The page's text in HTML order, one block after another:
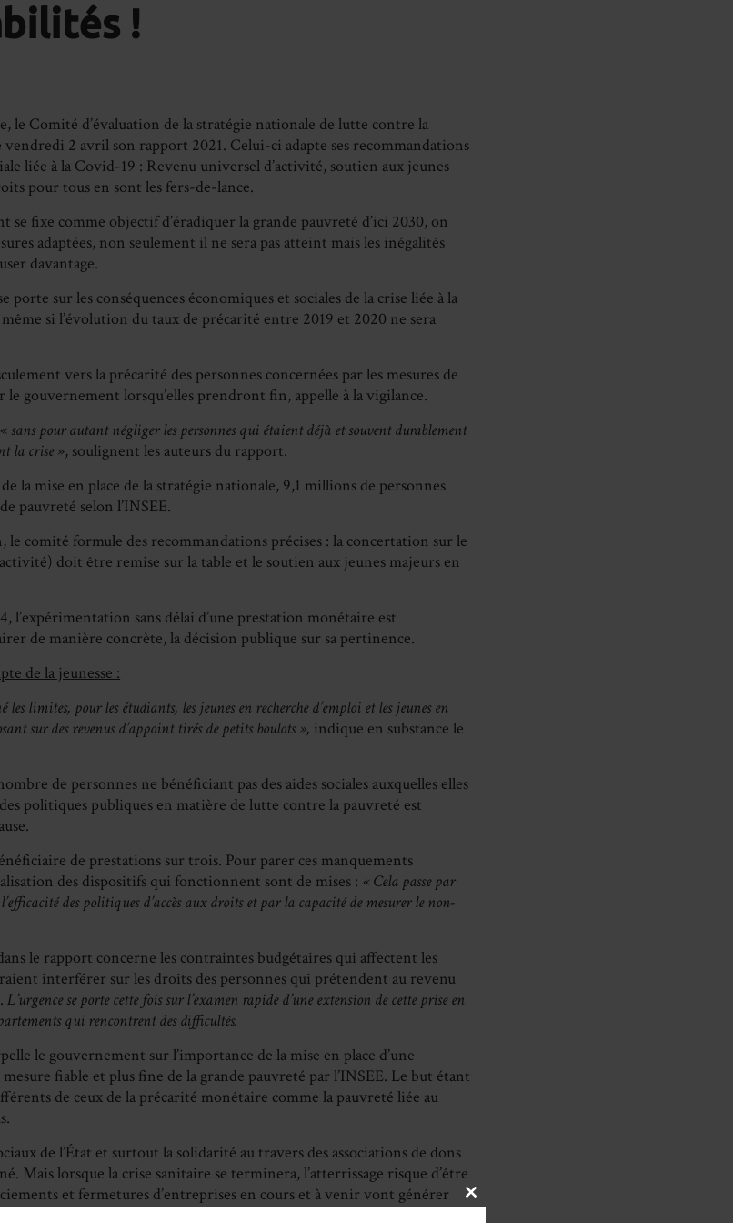
!
le Comité d’évaluation de la stratégie nationale de lutte contre la
2 avril son rapport 2021. Celui-ci adapte ses recommandations
liée à la Covid-19 : Revenu universel d’activité, soutien aux jeunes
pour tous en sont les fers-de-lance.
se fixe comme objectif d’éradiquer la grande pauvreté d’ici 2030, on
adaptées, non seulement il ne sera pas atteint mais les inégalités
davantage.
porte sur les conséquences économiques et sociales de la crise liée à la
si l’évolution du taux de précarité entre 2019 et 2020 ne sera
vers la précarité des personnes concernées par les mesures de
le gouvernement lorsqu’elles prendront fin, appelle à la vigilance.
sans pour autant négliger les personnes qui étaient déjà et souvent durablement
la crise», soulignent les auteurs du rapport.
la mise en place de la stratégie nationale, 9,1 millions de personnes
pauvreté selon l’INSEE.
comité formule des recommandations précises : la concertation sur le
doit être remise sur la table et le soutien aux jeunes majeurs en
l’expérimentation sans délai d’une prestation monétaire est
de manière concrète, la décision publique sur sa pertinence.
de la jeunesse :
limites, pour les étudiants, les jeunes en recherche d’emploi et les jeunes en
sur des revenus d’appoint tirés de petits boulots », indique en substance le
de personnes ne bénéficiant pas des aides sociales auxquelles elles
politiques publiques en matière de lutte contre la pauvreté est
de prestations sur trois. Pour parer ces manquements
des dispositifs qui fonctionnent sont de mises : « Cela passe par
des politiques d’accès aux droits et par la capacité de mesurer le non-
le rapport concerne les contraintes budgétaires qui affectent les
interférer sur les droits des personnes qui prétendent au revenu
L’urgence se porte cette fois sur l’examen rapide d’une extension de cette prise en
qui rencontrent des difficultés.
le gouvernement sur l’importance de la mise en place d’une
fiable et plus fine de la grande pauvreté par l’INSEE. Le but étant
de ceux de la précarité monétaire comme la pauvreté liée au
de l’État et surtout la solidarité au travers des associations de dons
Mais lorsque la crise sanitaire se terminera, l’atterrissage risque d’être
et fermetures d’entreprises en cours et à venir vont générer